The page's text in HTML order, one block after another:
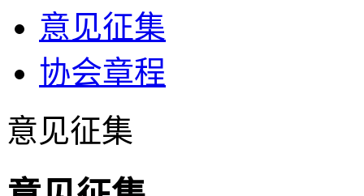
意见征集
协会章程
意见征集